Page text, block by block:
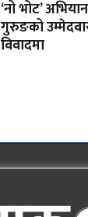
‘नो भोट’
गुरुङको
विवादमा